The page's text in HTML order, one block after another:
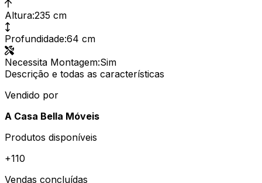
Altura:235 cm
Profundidade:64 cm
Necessita Montagem:Sim
Descrição e todas as características
Vendido por
A Casa Bella Móveis
Produtos disponíveis
+110
Vendas concluídas